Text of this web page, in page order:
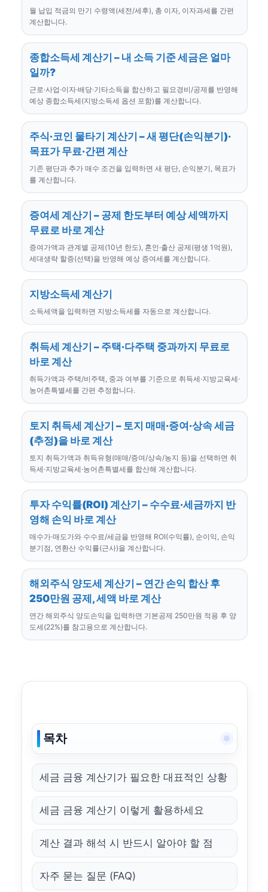
월 납입 적금의 만기 수령액(세전/세후), 총 이자, 이자과세를 간편
계산합니다.
종합소득세 계산기 – 내 소득 기준 세금은 얼마
일까?
근로·사업·이자·배당·기타소득을 합산하고 필요경비/공제를 반영해
예상 종합소득세(지방소득세 옵션 포함)를 계산합니다.
주식·코인 물타기 계산기 – 새 평단(손익분기)·
목표가 무료·간편 계산
기존 평단과 추가 매수 조건을 입력하면 새 평단, 손익분기, 목표가
를 계산합니다.
증여세 계산기 – 공제 한도부터 예상 세액까지
무료로 바로 계산
증여가액과 관계별 공제(10년 한도), 혼인·출산 공제(평생 1억원),
세대생략 할증(선택)을 반영해 예상 증여세를 계산합니다.
지방소득세 계산기
소득세액을 입력하면 지방소득세를 자동으로 계산합니다.
취득세 계산기 – 주택·다주택 중과까지 무료로
바로 계산
취득가액과 주택/비주택, 중과 여부를 기준으로 취득세·지방교육세·
농어촌특별세를 간편 추정합니다.
토지 취득세 계산기 – 토지 매매·증여·상속 세금
(추정)을 바로 계산
토지 취득가액과 취득유형(매매/증여/상속/농지 등)을 선택하면 취
득세·지방교육세·농어촌특별세를 합산해 계산합니다.
투자 수익률(ROI) 계산기 – 수수료·세금까지 반
영해 손익 바로 계산
매수가·매도가와 수수료/세금을 반영해 ROI(수익률), 순이익, 손익
분기점, 연환산 수익률(근사)을 계산합니다.
해외주식 양도세 계산기 – 연간 손익 합산 후
250만원 공제, 세액 바로 계산
연간 해외주식 양도손익을 입력하면 기본공제 250만원 적용 후 양
도세(22%)를 참고용으로 계산합니다.
목차
세금 금융 계산기가 필요한 대표적인 상황
세금 금융 계산기 이렇게 활용하세요
계산 결과 해석 시 반드시 알아야 할 점
자주 묻는 질문 (FAQ)